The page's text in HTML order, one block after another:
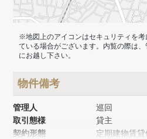
※地図上のアイコンはセキュリティを
ている場合がございます。内覧の際は
にお越し下さい。
物件備考
管理人
巡回
取引態様
貸主
契約形態
定期建物賃